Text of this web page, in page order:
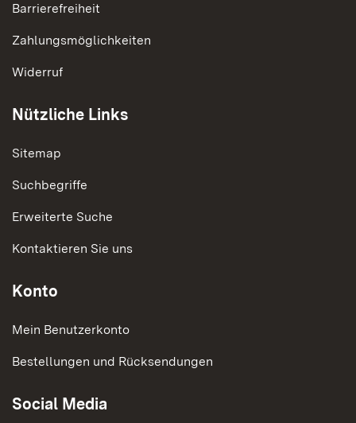
Barrierefreiheit
Zahlungsmöglichkeiten
Widerruf
Nützliche Links
Sitemap
Suchbegriffe
Erweiterte Suche
Kontaktieren Sie uns
Konto
Mein Benutzerkonto
Bestellungen und Rücksendungen
Social Media